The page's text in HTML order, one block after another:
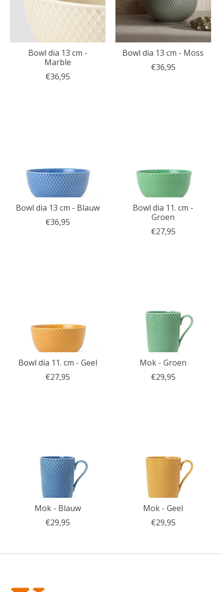
Bowl dia 13 cm -
Marble
€36,95
Bowl dia 13 cm - Moss
€36,95
Bowl dia 13 cm - Blauw
€36,95
Bowl dia 11. cm -
Groen
€27,95
Bowl dia 11. cm - Geel
€27,95
Mok - Groen
€29,95
Mok - Blauw
€29,95
Mok - Geel
€29,95